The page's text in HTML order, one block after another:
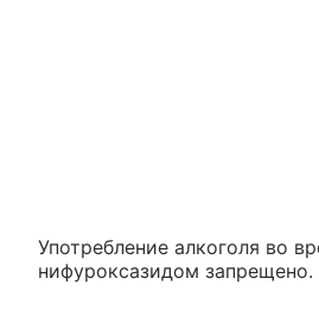
Употребление алкоголя во
нифуроксазидом запрещено.